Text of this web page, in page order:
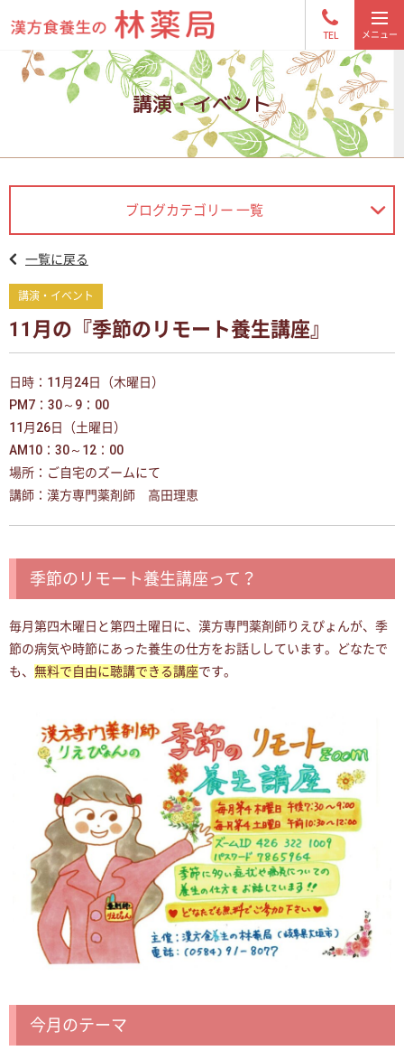
TEL
講演・イベント
ブログカテゴリー 一覧
一覧に戻る
講演・イベント
11月の『季節のリモート養生講座』
日時：11月24日（木曜日）
PM7：30～9：00
11月26日（土曜日）
AM10：30～12：00
場所：ご自宅のズームにて
講師：漢方専門薬剤師 高田理恵
季節のリモート養生講座って？
毎月第四木曜日と第四土曜日に、漢方専門薬剤師りえぴょんが、季
節の病気や時節にあった養生の仕方をお話ししています。どなたで
も、 無料で自由に聴講できる講座です。
今月のテーマ